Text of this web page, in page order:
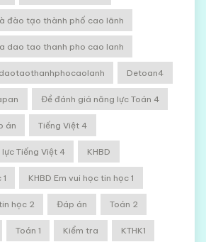
đào tạo thành phố cao lãnh
dao tao thanh pho cao lanh
Detoan4
Đề đánh giá năng lực Toán 4
án Tiếng Việt 4
Tiếng Việt 4 KHBD
KHBD Em vui học tin học 1
học 2 Đáp án Toán 2
Toán 1 Kiểm tra KTHK1